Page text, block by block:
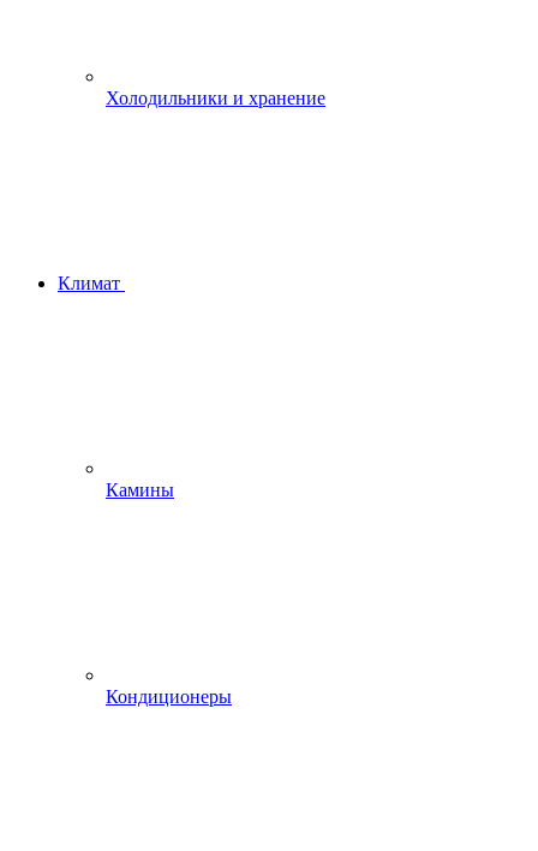
Холодильники и хранение
Климат
Камины
Кондиционеры